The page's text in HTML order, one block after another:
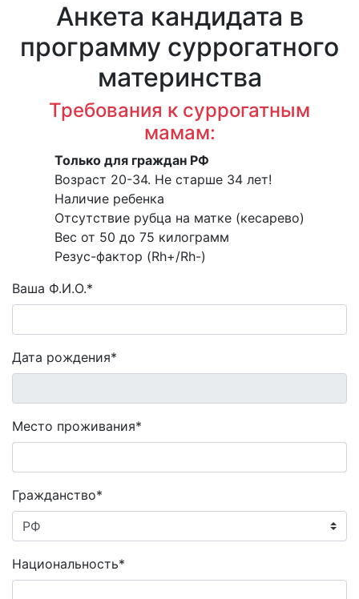
Анкета кандидата в
программу суррогатного
материнства
Требования к суррогатным
мамам:
Только для граждан РФ
Возраст 20-34. Не старше 34 лет!
Наличие ребенка
Отсутствие рубца на матке (кесарево)
Вес от 50 до 75 килограмм
Резус-фактор (Rh+/Rh-)
Ваша Ф.И.О.*
Дата рождения*
Место проживания*
Гражданство*
Национальность*